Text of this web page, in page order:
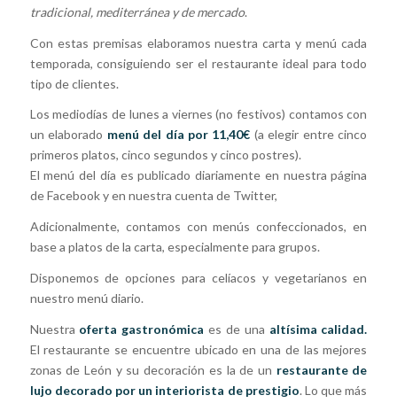
tradicional, mediterránea y de mercado.
Con estas premisas elaboramos nuestra carta y menú cada
temporada, consiguiendo ser el restaurante ideal para todo
tipo de clientes.
Los mediodías de lunes a viernes (no festivos) contamos con
un elaborado menú del día por 11,40€ (a elegir entre cinco
primeros platos, cinco segundos y cinco postres).
El menú del día es publicado diariamente en nuestra página
de Facebook y en nuestra cuenta de Twitter,
Adicionalmente, contamos con menús confeccionados, en
base a platos de la carta, especialmente para grupos.
Disponemos de opciones para celíacos y vegetarianos en
nuestro menú diario.
Nuestra oferta gastronómica es de una altísima calidad.
El restaurante se encuentre ubicado en una de las mejores
zonas de León y su decoración es la de un restaurante de
lujo decorado por un interiorista de prestigio. Lo que más